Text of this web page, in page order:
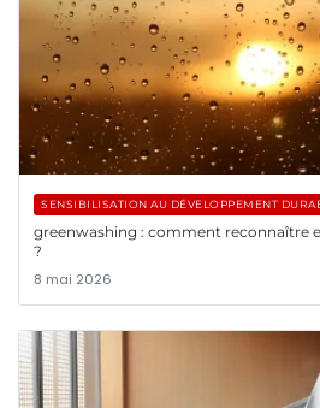
SENSIBILISATION AU DÉVELOPPEMENT
greenwashing : comment reconnaître
?
8 mai 2026